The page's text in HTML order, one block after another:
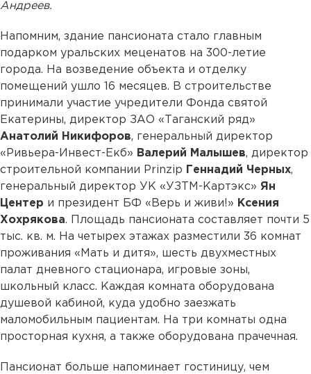
Андреев.
Напомним, здание пансионата стало главным
подарком уральских меценатов на 300-летие
города. На возведение объекта и отделку
помещений ушло 16 месяцев. В строительстве
принимали участие учредители Фонда святой
Екатерины, директор ЗАО «Таганский ряд»
Анатолий Никифоров, генеральный директор
«Ривьера-Инвест-Екб» Валерий Малышев, директор
строительной компании Prinzip
Геннадий Черных,
генеральный директор УК «УЗТМ-Картэкс» Ян
Центер и президент БФ «Верь и живи!» Ксения
Хохрякова. Площадь пансионата составляет почти 5
тыс. кв. м. На четырех этажах разместили 36 комнат
проживания «Мать и дитя», шесть двухместных
палат дневного стационара, игровые зоны,
школьный класс. Каждая комната оборудована
душевой кабиной, куда удобно заезжать
маломобильным пациентам. На три комнаты одна
просторная кухня, а также оборудована прачечная.
Пансионат больше напоминает гостиницу, чем